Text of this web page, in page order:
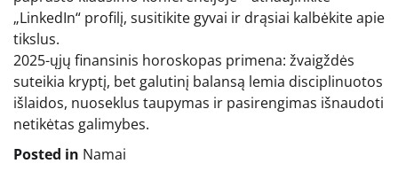
„LinkedIn“ profilį, susitikite gyvai ir drąsiai kalbėkite apie
tikslus.
2025-ųjų finansinis horoskopas primena: žvaigždės
suteikia kryptį, bet galutinį balansą lemia disciplinuotos
išlaidos, nuoseklus taupymas ir pasirengimas išnaudoti
netikėtas galimybes.
Posted in Namai